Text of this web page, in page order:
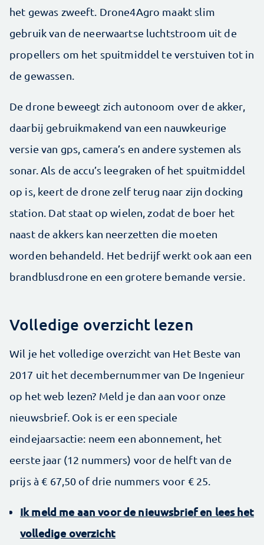
het gewas zweeft. Drone4Agro maakt slim
gebruik van de neerwaartse luchtstroom uit de
propellers om het spuitmiddel te verstuiven tot in
de gewassen.
De drone beweegt zich autonoom over de akker,
daarbij gebruikmakend van een nauwkeurige
versie van gps, camera’s en andere systemen als
sonar. Als de accu’s leegraken of het spuitmiddel
op is, keert de drone zelf terug naar zijn docking
station. Dat staat op wielen, zodat de boer het
naast de akkers kan neerzetten die moeten
worden behandeld. Het bedrijf werkt ook aan een
brandblusdrone en een grotere bemande versie.
Volledige overzicht lezen
Wil je het volledige overzicht van Het Beste van
2017 uit het decembernummer van De Ingenieur
op het web lezen? Meld je dan aan voor onze
nieuwsbrief. Ook is er een speciale
eindejaarsactie: neem een abonnement, het
eerste jaar (12 nummers) voor de helft van de
prijs à € 67,50 of drie nummers voor € 25.
Ik meld me aan voor de nieuwsbrief en lees het
volledige overzicht